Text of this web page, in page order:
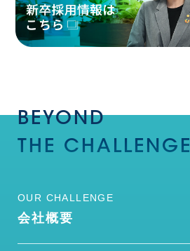
BEYOND
THE CHALLENGE
OUR CHALLENGE
会社概要